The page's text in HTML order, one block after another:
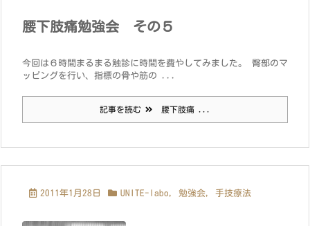
腰下肢痛勉強会 その５
今回は６時間まるまる触診に時間を費やしてみました。 臀部のマ
ッピングを行い、指標の骨や筋の ...
記事を読む 腰下肢痛 ...
2011年1月28日 UNITE-labo, 勉強会, 手技療法